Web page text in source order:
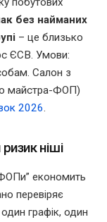
без найманих
– це близько
ЄСВ. Умови:
Салон з
майстра-ФОП)
2026.
ніші
економить
перевіряє
графік, один